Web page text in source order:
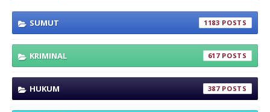
SUMUT 1183
KRIMINAL 617
HUKUM 387